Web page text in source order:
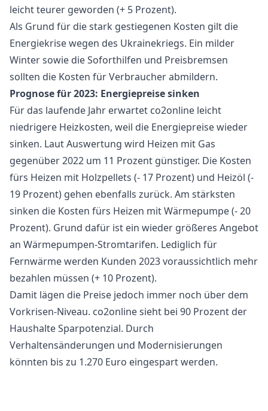
leicht teurer geworden (+ 5 Prozent).
Als Grund für die stark gestiegenen Kosten gilt die
Energiekrise wegen des Ukrainekriegs. Ein milder
Winter sowie die Soforthilfen und Preisbremsen
sollten die Kosten für Verbraucher abmildern.
Prognose für 2023: Energiepreise sinken
Für das laufende Jahr erwartet co2online leicht
niedrigere Heizkosten, weil die Energiepreise wieder
sinken. Laut Auswertung wird Heizen mit Gas
gegenüber 2022 um 11 Prozent günstiger. Die Kosten
fürs Heizen mit Holzpellets (- 17 Prozent) und Heizöl (-
19 Prozent) gehen ebenfalls zurück. Am stärksten
sinken die Kosten fürs Heizen mit Wärmepumpe (- 20
Prozent). Grund dafür ist ein wieder größeres Angebot
an Wärmepumpen-Stromtarifen. Lediglich für
Fernwärme werden Kunden 2023 voraussichtlich mehr
bezahlen müssen (+ 10 Prozent).
Damit lägen die Preise jedoch immer noch über dem
Vorkrisen-Niveau. co2online sieht bei 90 Prozent der
Haushalte Sparpotenzial. Durch
Verhaltensänderungen und Modernisierungen
könnten bis zu 1.270 Euro eingespart werden.